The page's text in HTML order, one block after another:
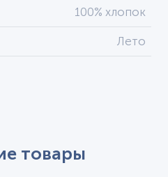
100% хлопок
Лето
товары